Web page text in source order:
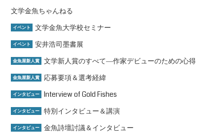
文学金魚ちゃんねる
イベント 文学金魚大学校セミナー
イベント 安井浩司墨書展
金魚屋新人賞 文学新人賞のすべて―作家デビューのための心得
金魚屋新人賞 応募要項＆選考経緯
インタビュー Interview of Gold Fishes
インタビュー 特別インタビュー＆講演
インタビュー 金魚詩壇討議＆インタビュー